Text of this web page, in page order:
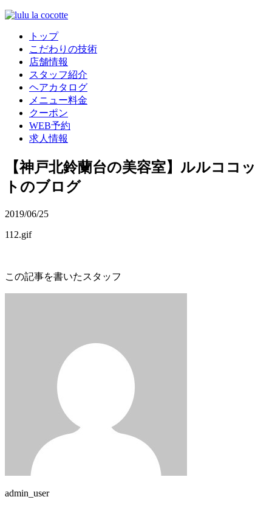
トップ
こだわりの技術
店舗情報
スタッフ紹介
ヘアカタログ
メニュー料金
クーポン
WEB予約
求人情報
【神戸北鈴蘭台の美容室】ルルココッ
トのブログ
2019/06/25
112.gif
この記事を書いたスタッフ
admin_user